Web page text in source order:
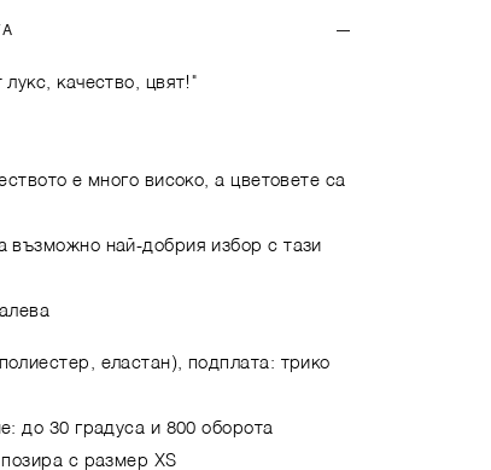
качество, цвят!"
е много високо, а цветовете са
възможно най-добрия избор с тази
еластан), подплата: трико
до 30 градуса и 800 оборота
с размер XS